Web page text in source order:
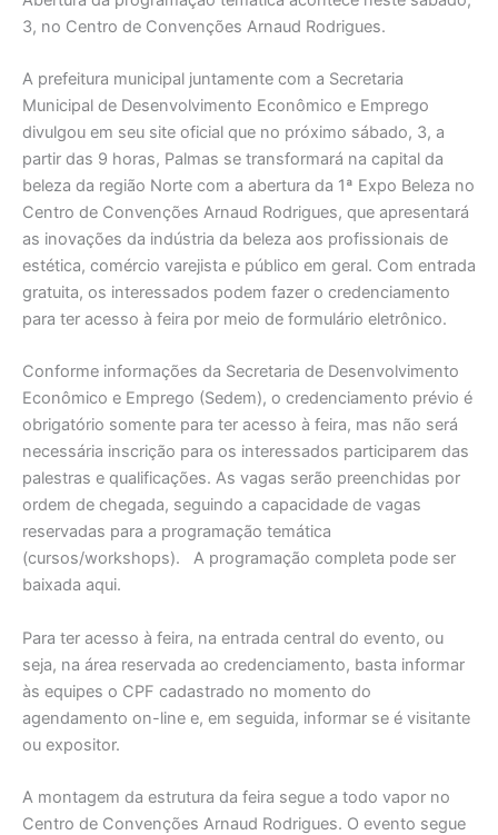
3, no Centro de Convenções Arnaud Rodrigues.
A prefeitura municipal juntamente com a Secretaria
Municipal de Desenvolvimento Econômico e Emprego
divulgou em seu site oficial que no próximo sábado, 3, a
partir das 9 horas, Palmas se transformará na capital da
beleza da região Norte com a abertura da 1ª Expo Beleza no
Centro de Convenções Arnaud Rodrigues, que apresentará
as inovações da indústria da beleza aos profissionais de
estética, comércio varejista e público em geral. Com entrada
gratuita, os interessados podem fazer o credenciamento
para ter acesso à feira por meio de formulário eletrônico.
Conforme informações da Secretaria de Desenvolvimento
Econômico e Emprego (Sedem), o credenciamento prévio é
obrigatório somente para ter acesso à feira, mas não será
necessária inscrição para os interessados participarem das
palestras e qualificações. As vagas serão preenchidas por
ordem de chegada, seguindo a capacidade de vagas
reservadas para a programação temática
(cursos/workshops). A programação completa pode ser
baixada aqui.
Para ter acesso à feira, na entrada central do evento, ou
seja, na área reservada ao credenciamento, basta informar
às equipes o CPF cadastrado no momento do
agendamento on-line e, em seguida, informar se é visitante
ou expositor.
A montagem da estrutura da feira segue a todo vapor no
Centro de Convenções Arnaud Rodrigues. O evento segue